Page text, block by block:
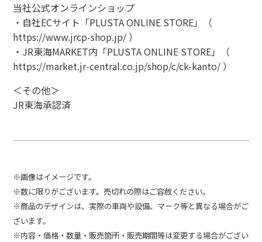
当社公式オンラインショップ
・自社ECサイト「PLUSTA ONLINE STORE」（
https://www.jrcp-shop.jp/ ）
・JR東海MARKET内「PLUSTA ONLINE STORE」（
https://market.jr-central.co.jp/shop/c/ck-kanto/ ）
＜その他＞
JR東海承認済
※画像はイメージです。
※数に限りがございます。売切れの際はご容赦ください。
※商品のデザインは、実際の車両や設備、マーク等と異なる場合がご
ざいます。
※内容・価格・数量・販売箇所・販売期間等は変更する場合がござい